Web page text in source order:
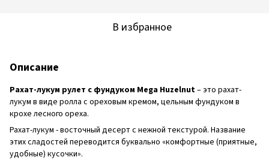
В избранное
Описание
Рахат-лукум рулет с фундуком Mega Huzelnut– это рахат-
лукум в виде ролла с ореховым кремом, цельным фундуком в
крохе лесного ореха.
Рахат-лукум - восточный десерт с нежной текстурой. Название
этих сладостей переводится буквально «комфортные (приятные,
удобные) кусочки».